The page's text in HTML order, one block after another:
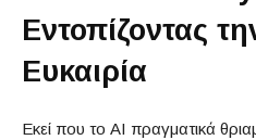
Εντοπίζοντας
Ευκαιρία
Εκεί που το AI πραγματικά